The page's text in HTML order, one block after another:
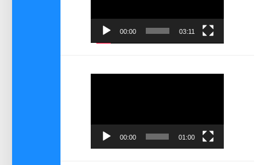
00:00 03:11
00:00 01:00